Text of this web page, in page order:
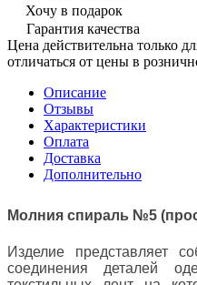
Хочу в подарок
Гарантия качества
Цена действительна только
отличаться от цены в
Описание
Отзывы
Характеристики
Оплата
Доставка
Дополнительно
Молния спираль №5
Изделие представляет
соединения деталей